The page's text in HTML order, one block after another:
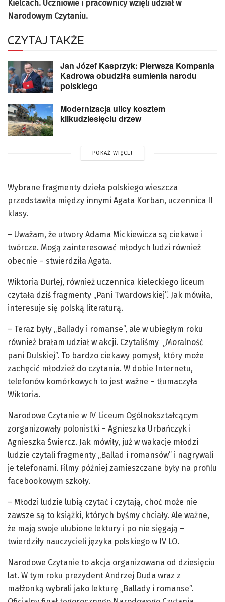
Kielcach. Uczniowie i pracownicy wzięli udział w
Narodowym Czytaniu.
CZYTAJ TAKŻE
Jan Józef Kasprzyk: Pierwsza Kompania
Kadrowa obudziła sumienia narodu
polskiego
Modernizacja ulicy kosztem
kilkudziesięciu drzew
POKAŻ WIĘCEJ
Wybrane fragmenty dzieła polskiego wieszcza
przedstawiła między innymi Agata Korban, uczennica II
klasy.
– Uważam, że utwory Adama Mickiewicza są ciekawe i
twórcze. Mogą zainteresować młodych ludzi również
obecnie – stwierdziła Agata.
Wiktoria Durlej, również uczennica kieleckiego liceum
czytała dziś fragmenty „Pani Twardowskiej”. Jak mówiła,
interesuje się polską literaturą.
– Teraz były „Ballady i romanse”, ale w ubiegłym roku
również brałam udział w akcji. Czytaliśmy „Moralność
pani Dulskiej”. To bardzo ciekawy pomysł, który może
zachęcić młodzież do czytania. W dobie Internetu,
telefonów komórkowych to jest ważne – tłumaczyła
Wiktoria.
Narodowe Czytanie w IV Liceum Ogólnokształcącym
zorganizowały polonistki – Agnieszka Urbańczyk i
Agnieszka Świercz. Jak mówiły, już w wakacje młodzi
ludzie czytali fragmenty „Ballad i romansów” i nagrywali
je telefonami. Filmy później zamieszczane były na profilu
facebookowym szkoły.
– Młodzi ludzie lubią czytać i czytają, choć może nie
zawsze są to książki, których byśmy chciały. Ale ważne,
że mają swoje ulubione lektury i po nie sięgają –
twierdziły nauczycieli języka polskiego w IV LO.
Narodowe Czytanie to akcja organizowana od dziesięciu
lat. W tym roku prezydent Andrzej Duda wraz z
małżonką wybrali jako lekturę „Ballady i romanse”.